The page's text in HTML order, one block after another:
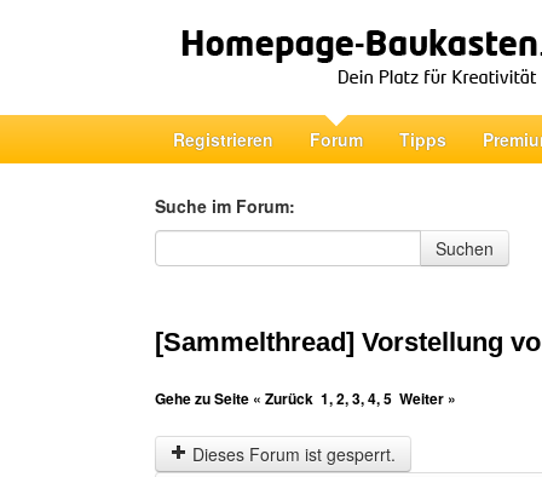
Registrieren Forum Tipps
Suche im Forum:
Suche im Forum
Suchen
[Sammelthread] Vorstellung
Gehe zu Seite « Zurück 1,2,3,4,5 Weiter »
Dieses Forum ist gesperrt.